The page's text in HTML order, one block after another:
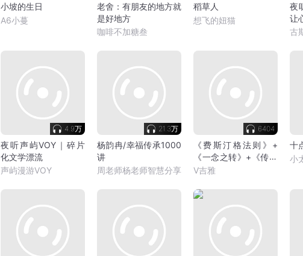
小坡的生日
A6小蔓
老舍：有朋友的地方就
是好地方
咖啡不加糖叁
稻草人
想飞的妞猫
夜
让
古
4.9万
夜听声屿VOY｜碎片
化文学漂流
声屿漫游VOY
21.3万
杨韵冉/幸福传承1000
讲
周老师杨老师智慧分享
6404
《费斯汀格法则》+
《一念之转》+《传习
录》分享
V吉雅
十
小